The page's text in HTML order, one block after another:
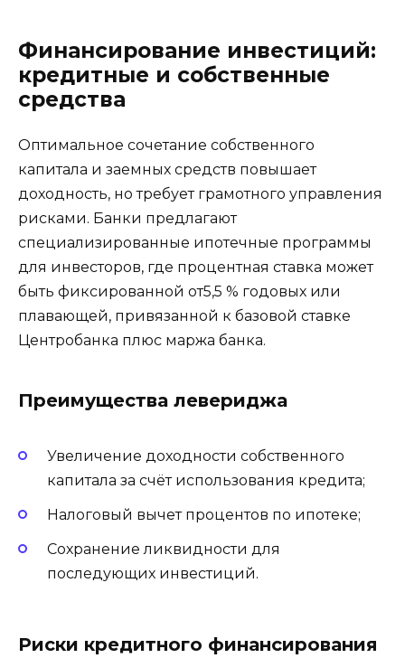
Финансирование инвестиций:
кредитные и собственные
средства
Оптимальное сочетание собственного
капитала и заемных средств повышает
доходность, но требует грамотного управления
рисками. Банки предлагают
специализированные ипотечные программы
для инвесторов, где процентная ставка может
быть фиксированной от5,5 % годовых или
плавающей, привязанной к базовой ставке
Центробанка плюс маржа банка.
Преимущества левериджа
Увеличение доходности собственного
капитала за счёт использования кредита;
Налоговый вычет процентов по ипотеке;
Сохранение ликвидности для
последующих инвестиций.
Риски кредитного финансирования